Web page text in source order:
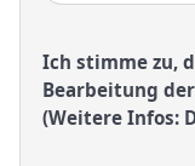
Ich stimme zu,
Bearbeitung
(Weitere Infos: